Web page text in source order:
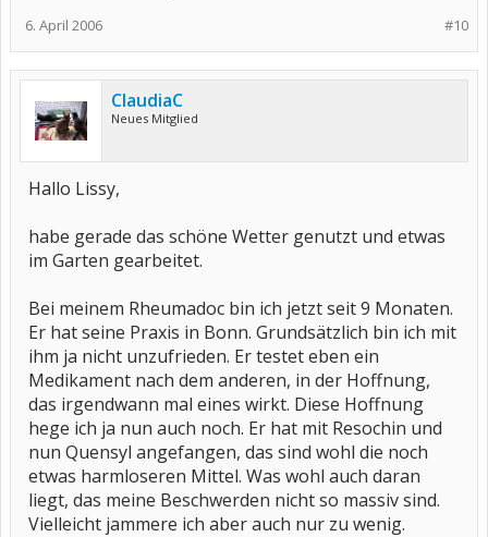
#10
6. April 2006
ClaudiaC
Neues Mitglied
Hallo Lissy,
habe gerade das schöne Wetter genutzt und etwas
im Garten gearbeitet.
Bei meinem Rheumadoc bin ich jetzt seit 9 Monaten.
Er hat seine Praxis in Bonn. Grundsätzlich bin ich mit
ihm ja nicht unzufrieden. Er testet eben ein
Medikament nach dem anderen, in der Hoffnung,
das irgendwann mal eines wirkt. Diese Hoffnung
hege ich ja nun auch noch. Er hat mit Resochin und
nun Quensyl angefangen, das sind wohl die noch
etwas harmloseren Mittel. Was wohl auch daran
liegt, das meine Beschwerden nicht so massiv sind.
Vielleicht jammere ich aber auch nur zu wenig.